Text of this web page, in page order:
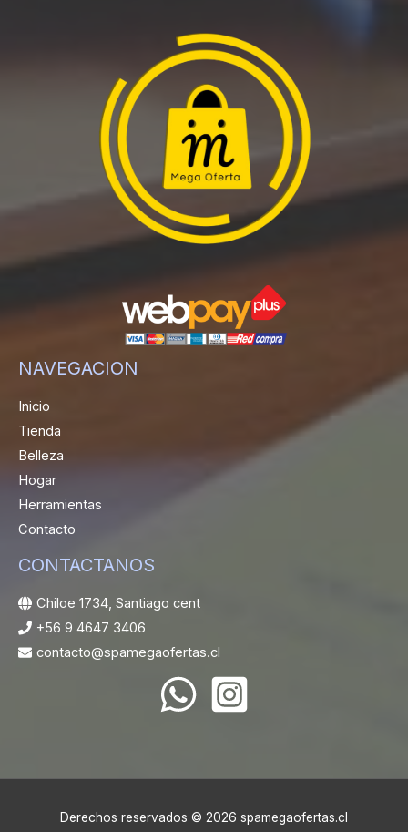
NAVEGACION
Inicio
Tienda
Belleza
Hogar
Herramientas
Contacto
CONTACTANOS
Chiloe 1734, Santiago cent
+56 9 4647 3406
contacto@spamegaofertas.cl
Derechos reservados © 2026 spamegaofertas.cl